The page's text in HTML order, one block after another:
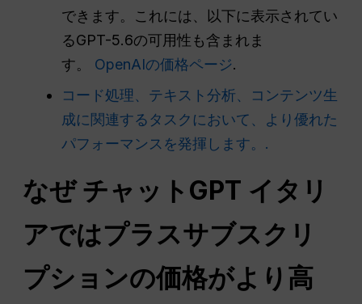
できます。これには、以下に表示されてい
るGPT-5.6の可用性も含まれま
す。 OpenAIの価格ページ.
コード処理、テキスト分析、コンテンツ生
成に関連するタスクにおいて、より優れた
パフォーマンスを発揮します。.
なぜチャットGPT イタリ
アではプラスサブスクリ
プションの価格がより高